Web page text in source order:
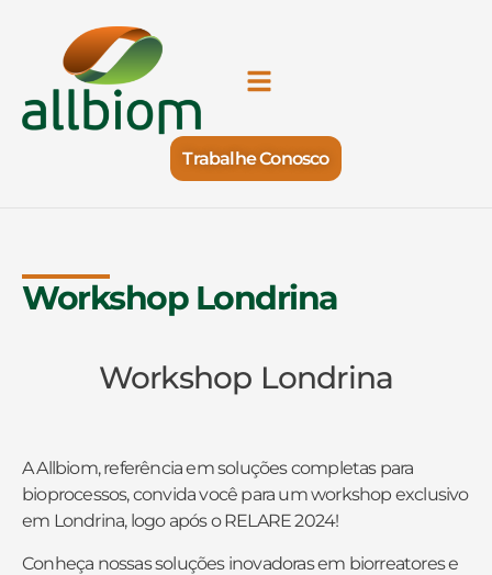
Trabalhe Conosco
Workshop Londrina
Workshop Londrina
A Allbiom, referência em soluções completas para
bioprocessos, convida você para um workshop exclusivo
em Londrina, logo após o RELARE 2024!
Conheça nossas soluções inovadoras em biorreatores e